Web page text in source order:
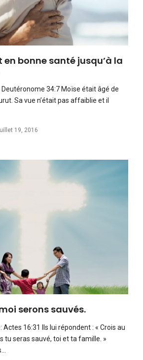
en bonne santé jusqu’à la
Deutéronome 34:7 Moïse était âgé de
Sa vue n’était pas affaiblie et il
19, 2016
serons sauvés.
Actes 16:31 Ils lui répondent : « Crois au
tu seras sauvé, toi et ta famille. »